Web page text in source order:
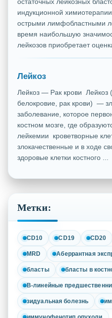
индукционной
острыми лимфобластными
время наибольшую
лейкозов приобретает
Лейкоз
Лейкоз — Рак крови Лейкоз
белокровие, рак крови) —
заболевание, которое
костном мозге, где
лейкемии кроветворные
злокачественные и в ходе
здоровые клетки костного ...
Метки:
CD10 CD19 CD20
MRD Аберрантная
бласты бласты в
В-линейные
зидуальная болезнь